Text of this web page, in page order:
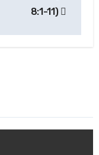
8:1-11)